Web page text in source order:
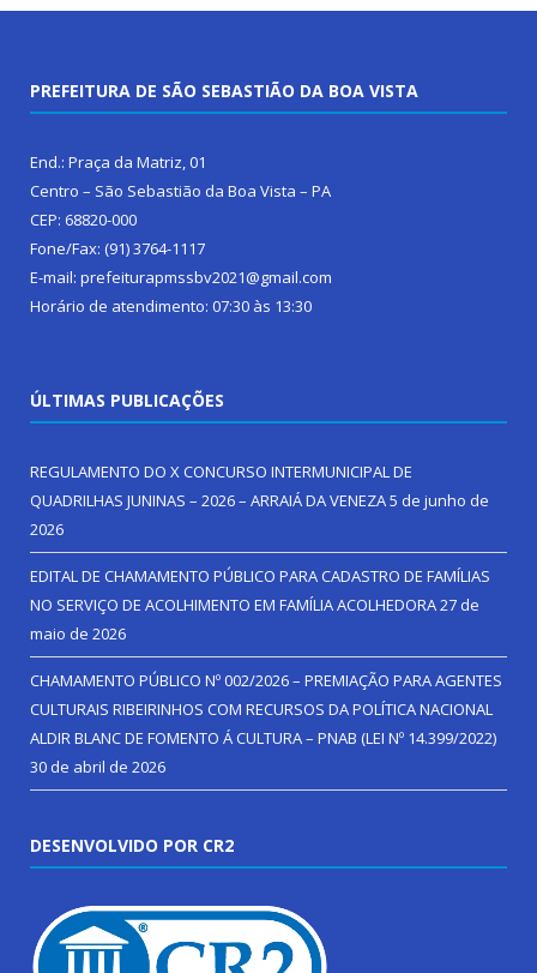
PREFEITURA DE SÃO SEBASTIÃO DA BOA VISTA
End.: Praça da Matriz, 01
Centro – São Sebastião da Boa Vista – PA
CEP: 68820-000
Fone/Fax: (91) 3764-1117
E-mail: prefeiturapmssbv2021@gmail.com
Horário de atendimento: 07:30 às 13:30
ÚLTIMAS PUBLICAÇÕES
REGULAMENTO DO X CONCURSO INTERMUNICIPAL DE
QUADRILHAS JUNINAS – 2026 – ARRAIÁ DA VENEZA5 de junho de
2026
EDITAL DE CHAMAMENTO PÚBLICO PARA CADASTRO DE FAMÍLIAS
NO SERVIÇO DE ACOLHIMENTO EM FAMÍLIA ACOLHEDORA27 de
maio de 2026
CHAMAMENTO PÚBLICO Nº 002/2026 – PREMIAÇÃO PARA AGENTES
CULTURAIS RIBEIRINHOS COM RECURSOS DA POLÍTICA NACIONAL
ALDIR BLANC DE FOMENTO Á CULTURA – PNAB (LEI Nº 14.399/2022)
30 de abril de 2026
DESENVOLVIDO POR CR2